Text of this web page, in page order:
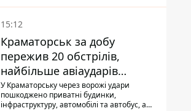
15:12
Краматорськ за добу
пережив 20 обстрілів,
найбільше авіаударів
КАБ-250
У Краматорську через ворожі удари
пошкоджено приватні будинки,
інфраструктуру, автомобілі та автобус, а